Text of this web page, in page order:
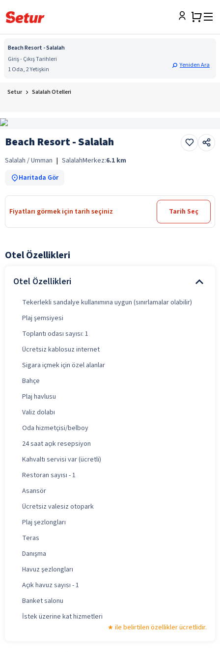
Beach Resort - Salalah
Giriş - Çıkış Tarihleri
1 Oda, 2 Yetişkin
Yeniden Ara
Setur Salalah Otelleri
Beach Resort - Salalah
Salalah / Umman | SalalahMerkez:6.1 km
Haritada Gör
Fiyatları görmek için tarih seçiniz Tarih Seç
Otel Özellikleri
Otel Özellikleri
Tekerlekli sandalye kullanımına uygun (sınırlamalar olabilir)
Plaj şemsiyesi
Toplantı odası sayısı: 1
Ücretsiz kablosuz internet
Sigara içmek için özel alanlar
Bahçe
Plaj havlusu
Valiz dolabı
Oda hizmetçisi/belboy
24 saat açık resepsiyon
Kahvaltı servisi var (ücretli)
Restoran sayısı - 1
Asansör
Ücretsiz valesiz otopark
Plaj şezlongları
Teras
Danışma
Havuz şezlongları
Açık havuz sayısı - 1
Banket salonu
İstek üzerine kat hizmetleri
ile belirtilen özellikler ücretlidir.